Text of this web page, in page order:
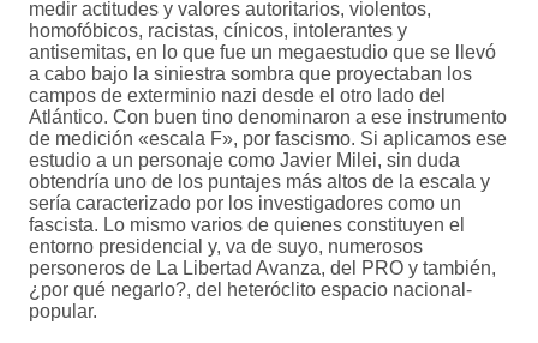
medir actitudes y valores autoritarios, violentos,
homofóbicos, racistas, cínicos, intolerantes y
antisemitas, en lo que fue un megaestudio que se llevó
a cabo bajo la siniestra sombra que proyectaban los
campos de exterminio nazi desde el otro lado del
Atlántico. Con buen tino denominaron a ese instrumento
de medición «escala F», por fascismo. Si aplicamos ese
estudio a un personaje como Javier Milei, sin duda
obtendría uno de los puntajes más altos de la escala y
sería caracterizado por los investigadores como un
fascista. Lo mismo varios de quienes constituyen el
entorno presidencial y, va de suyo, numerosos
personeros de La Libertad Avanza, del PRO y también,
¿por qué negarlo?, del heteróclito espacio nacional-
popular.